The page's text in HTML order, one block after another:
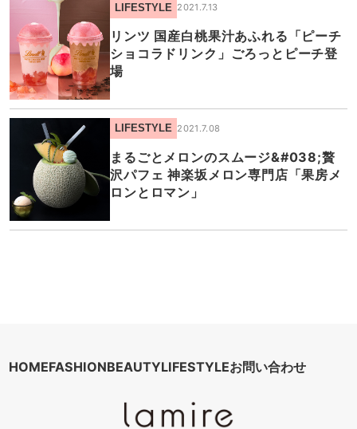
LIFESTYLE 2021.7.13
リンツ 国産白桃果汁あふれる「ピーチ
ショコラドリンク」ごろっとピーチ登
場
LIFESTYLE 2021.7.08
まるごとメロンのスムージ&#038;贅
沢パフェ 神楽坂メロン専門店「果房メ
ロンとロマン」
HOMEFASHIONBEAUTYLIFESTYLEお問い合わせ